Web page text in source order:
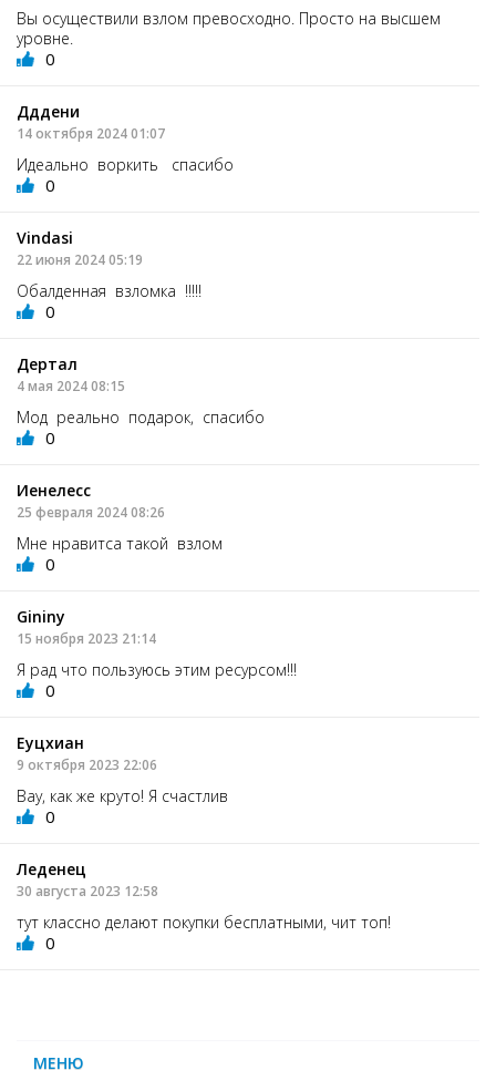
Вы осуществили взлом превосходно. Просто на высшем
уровне.
0
Дддени
14 октября 2024 01:07
Идеально воркить спасибо
0
Vindasi
22 июня 2024 05:19
Обалденная взломка !!!!!
0
Дертал
4 мая 2024 08:15
Мод реально подарок, спасибо
0
Иенелесс
25 февраля 2024 08:26
Мне нравитса такой взлом
0
Gininy
15 ноября 2023 21:14
Я рад что пользуюсь этим ресурсом!!!
0
Еуцхиан
9 октября 2023 22:06
Вау, как же круто! Я счастлив
0
Леденец
30 августа 2023 12:58
тут классно делают покупки бесплатными, чит топ!
0
МЕНЮ